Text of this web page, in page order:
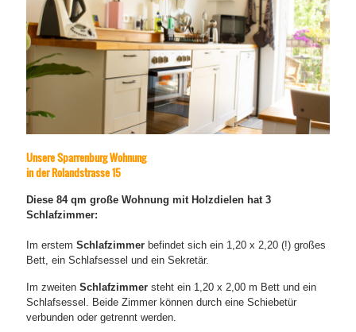
Unsere Sparrenburg Wohnung
in der Rolandstrasse 15
Diese 84 qm große Wohnung mit Holzdielen hat 3
Schlafzimmer:
Im erstem Schlafzimmer befindet sich ein 1,20 x 2,20 (!) großes
Bett, ein Schlafsessel und ein Sekretär.
Im zweiten Schlafzimmer steht ein 1,20 x 2,00 m Bett und ein
Schlafsessel. Beide Zimmer können durch eine Schiebetür
verbunden oder getrennt werden.